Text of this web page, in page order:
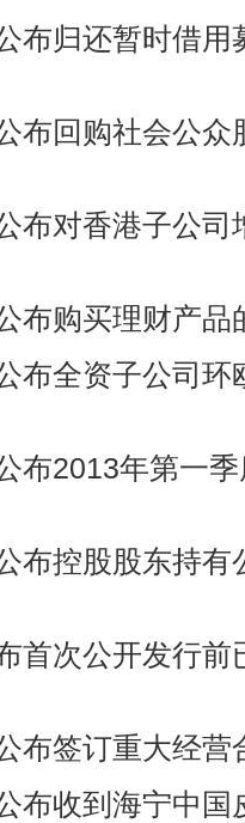
布归还暂时借用
布回购社会公众
布对香港子公司
布购买理财产品
布全资子公司环
布2013年第一
布控股股东持有
首次公开发行前
布签订重大经营
布收到海宁中国